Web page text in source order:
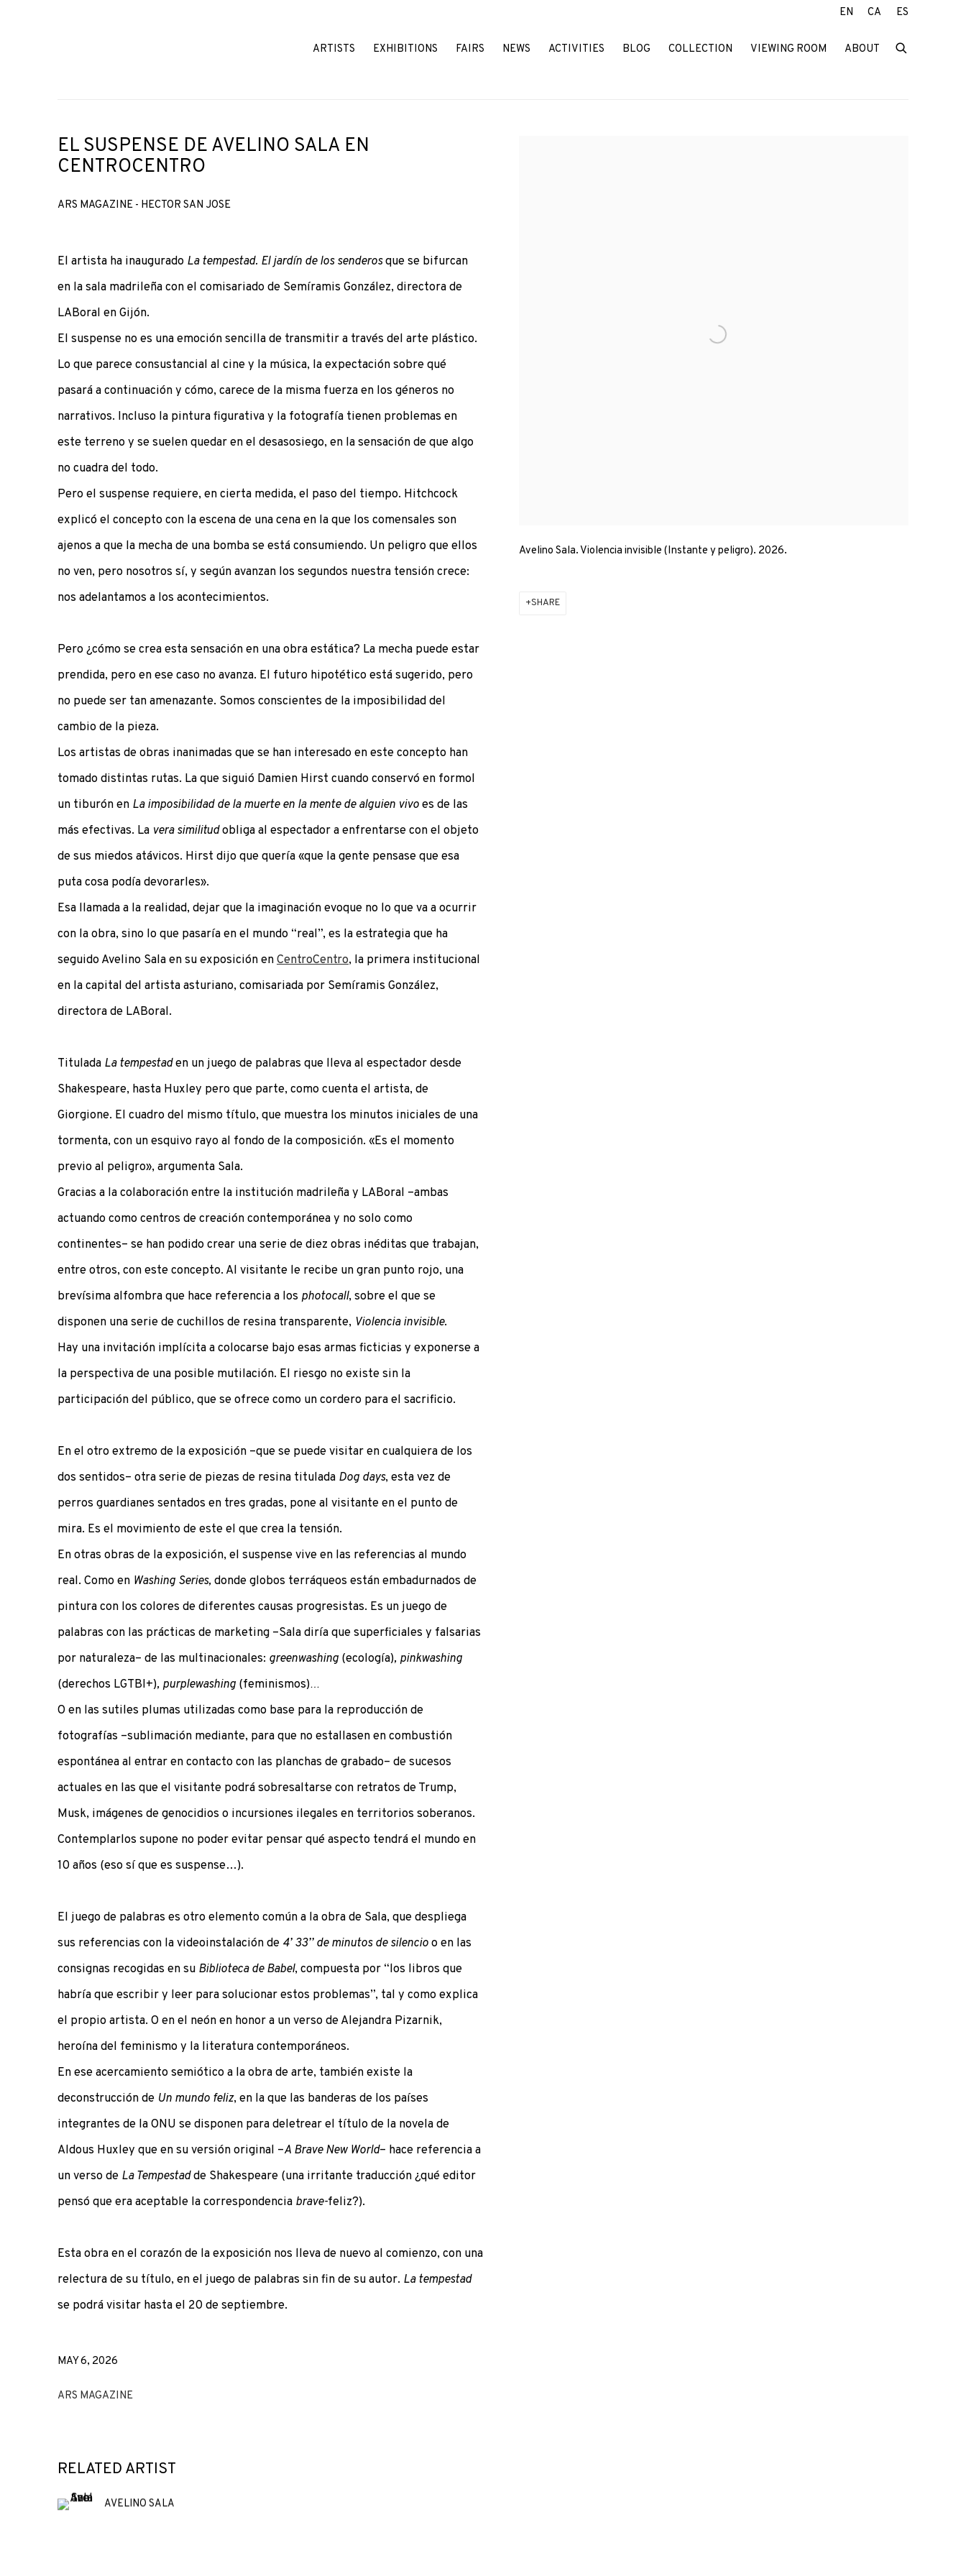
ARTISTS EXHIBITIONS FAIRS NEWS ACTIVITIES BLOG COLLECTION VIEWING ROOM ABOUT
EN CA ES
EL SUSPENSE DE AVELINO SALA EN
CENTROCENTRO
ARS MAGAZINE - HECTOR SAN JOSE
Avelino Sala. Violencia invisible (Instante y peligro). 2026.
SHARE
El artista ha inaugurado La tempestad. El jardín de los senderosque se bifurcan
en la sala madrileña con el comisariado de Semíramis González, directora de
LABoral en Gijón.
El suspense no es una emoción sencilla de transmitir a través del arte plástico.
Lo que parece consustancial al cine y la música, la expectación sobre qué
pasará a continuación y cómo, carece de la misma fuerza en los géneros no
narrativos. Incluso la pintura figurativa y la fotografía tienen problemas en
este terreno y se suelen quedar en el desasosiego, en la sensación de que algo
no cuadra del todo.
Pero el suspense requiere, en cierta medida, el paso del tiempo. Hitchcock
explicó el concepto con la escena de una cena en la que los comensales son
ajenos a que la mecha de una bomba se está consumiendo. Un peligro que ellos
no ven, pero nosotros sí, y según avanzan los segundos nuestra tensión crece:
nos adelantamos a los acontecimientos.
Pero ¿cómo se crea esta sensación en una obra estática? La mecha puede estar
prendida, pero en ese caso no avanza. El futuro hipotético está sugerido, pero
no puede ser tan amenazante. Somos conscientes de la imposibilidad del
cambio de la pieza.
Los artistas de obras inanimadas que se han interesado en este concepto han
tomado distintas rutas. La que siguió Damien Hirst cuando conservó en formol
un tiburón en La imposibilidad de la muerte en la mente de alguien vivoes de las
más efectivas. La vera similitudobliga al espectador a enfrentarse con el objeto
de sus miedos atávicos. Hirst dijo que quería «que la gente pensase que esa
puta cosa podía devorarles».
Esa llamada a la realidad, dejar que la imaginación evoque no lo que va a ocurrir
con la obra, sino lo que pasaría en el mundo “real”, es la estrategia que ha
seguido Avelino Sala en su exposición enCentroCentro, la primera institucional
en la capital del artista asturiano, comisariada por Semíramis González,
directora de LABoral.
Titulada La tempestaden un juego de palabras que lleva al espectador desde
Shakespeare, hasta Huxley pero que parte, como cuenta el artista, de
Giorgione. El cuadro del mismo título, que muestra los minutos iniciales de una
tormenta, con un esquivo rayo al fondo de la composición. «Es el momento
previo al peligro», argumenta Sala.
Gracias a la colaboración entre la institución madrileña y LABoral –ambas
actuando como centros de creación contemporánea y no solo como
continentes– se han podido crear una serie de diez obras inéditas que trabajan,
entre otros, con este concepto. Al visitante le recibe un gran punto rojo, una
brevísima alfombra que hace referencia a los photocall, sobre el que se
disponen una serie de cuchillos de resina transparente, Violencia invisible.
Hay una invitación implícita a colocarse bajo esas armas ficticias y exponerse a
la perspectiva de una posible mutilación. El riesgo no existe sin la
participación del público, que se ofrece como un cordero para el sacrificio.
En el otro extremo de la exposición –que se puede visitar en cualquiera de los
dos sentidos– otra serie de piezas de resina titulada Dog days, esta vez de
perros guardianes sentados en tres gradas, pone al visitante en el punto de
mira. Es el movimiento de este el que crea la tensión.
En otras obras de la exposición, el suspense vive en las referencias al mundo
real. Como en Washing Series, donde globos terráqueos están embadurnados de
pintura con los colores de diferentes causas progresistas. Es un juego de
palabras con las prácticas de marketing –Sala diría que superficiales y falsarias
por naturaleza– de las multinacionales: greenwashing (ecología), pinkwashing
(derechos LGTBI+), purplewashing (feminismos)…
O en las sutiles plumas utilizadas como base para la reproducción de
fotografías –sublimación mediante, para que no estallasen en combustión
espontánea al entrar en contacto con las planchas de grabado– de sucesos
actuales en las que el visitante podrá sobresaltarse con retratos de Trump,
Musk, imágenes de genocidios o incursiones ilegales en territorios soberanos.
Contemplarlos supone no poder evitar pensar qué aspecto tendrá el mundo en
10 años (eso sí que es suspense…).
El juego de palabras es otro elemento común a la obra de Sala, que despliega
sus referencias con la videoinstalación de 4’ 33’’ de minutos de silencioo en las
consignas recogidas en su Biblioteca de Babel, compuesta por “los libros que
habría que escribir y leer para solucionar estos problemas”, tal y como explica
el propio artista. O en el neón en honor a un verso de Alejandra Pizarnik,
heroína del feminismo y la literatura contemporáneos.
En ese acercamiento semiótico a la obra de arte, también existe la
deconstrucción de Un mundo feliz, en la que las banderas de los países
integrantes de la ONU se disponen para deletrear el título de la novela de
Aldous Huxley que en su versión original –A Brave New World– hace referencia a
un verso de La Tempestadde Shakespeare (una irritante traducción ¿qué editor
pensó que era aceptable la correspondencia brave-feliz?).
Esta obra en el corazón de la exposición nos lleva de nuevo al comienzo, con una
relectura de su título, en el juego de palabras sin fin de su autor. La tempestad
se podrá visitar hasta el 20 de septiembre.
MAY 6, 2026
ARS MAGAZINE
RELATED ARTIST
AVELINO SALA